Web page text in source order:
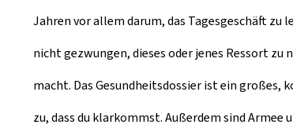
Jahren vor allem darum, das Tagesgeschäft zu
nicht gezwungen, dieses oder jenes Ressort
macht. Das Gesundheitsdossier ist ein großes,
zu, dass du klarkommst. Außerdem sind